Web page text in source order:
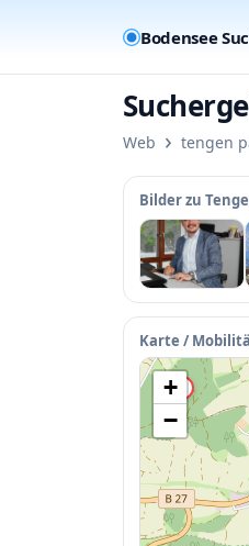
Bodensee
Web › tengen
Bilder zu
Karte /
•
•
+
−